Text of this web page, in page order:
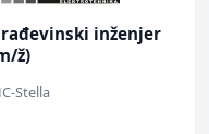
inženjer
ž)
Stella